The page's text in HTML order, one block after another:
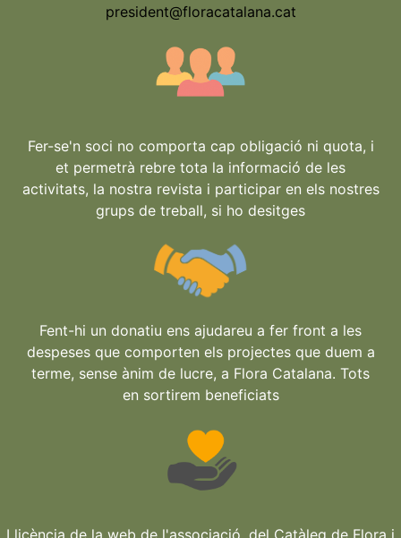
president@floracatalana.cat
Fer-se'n soci no comporta cap obligació ni quota, i
et permetrà rebre tota la informació de les
activitats, la nostra revista i participar en els nostres
grups de treball, si ho desitges
Fent-hi un donatiu ens ajudareu a fer front a les
despeses que comporten els projectes que duem a
terme, sense ànim de lucre, a Flora Catalana. Tots
en sortirem beneficiats
Llicència de la web de l'associació, del Catàleg de Flora i